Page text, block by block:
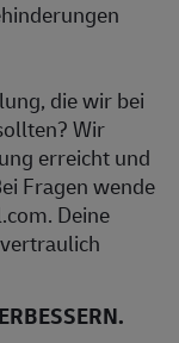
die wir bei
Wir
erreicht und
Fragen wende
Deine